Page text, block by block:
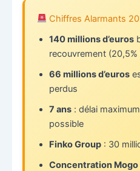
Chiffres Alarmants
140 millions d’euros
recouvrement
66 millions d’euros
perdus
7 ans: délai
possible
Finko Group: 30
Concentration Mogo